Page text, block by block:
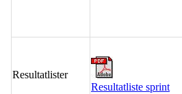
Resultatlister
Resultatliste sprint